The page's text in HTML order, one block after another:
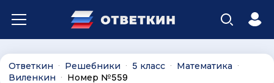
Ответкин ∙ Решебники ∙ 5 класс ∙ Математика ∙
Виленкин ∙ Номер №559